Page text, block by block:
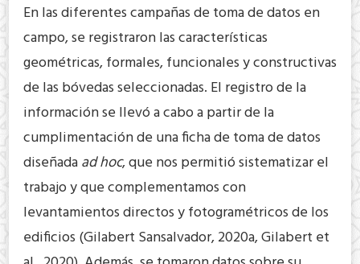
En las diferentes campañas de toma de datos en
campo, se registraron las características
geométricas, formales, funcionales y constructivas
de las bóvedas seleccionadas. El registro de la
información se llevó a cabo a partir de la
cumplimentación de una ficha de toma de datos
diseñadaad hoc, que nos permitió sistematizar el
trabajo y que complementamos con
levantamientos directos y fotogramétricos de los
edificios (Gilabert Sansalvador, 2020a, Gilabert et